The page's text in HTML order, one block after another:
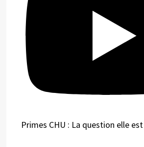
Primes CHU : La question elle